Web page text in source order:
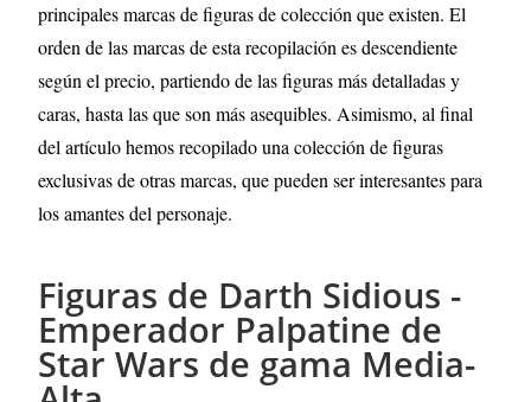
principales marcas de figuras de colección que existen. El
orden de las marcas de esta recopilación es descendiente
según el precio, partiendo de las figuras más detalladas y
caras, hasta las que son más asequibles. Asimismo, al final
del artículo hemos recopilado una colección de figuras
exclusivas de otras marcas, que pueden ser interesantes para
los amantes del personaje.
Figuras de Darth Sidious -
Emperador Palpatine de
Star Wars de gama Media-